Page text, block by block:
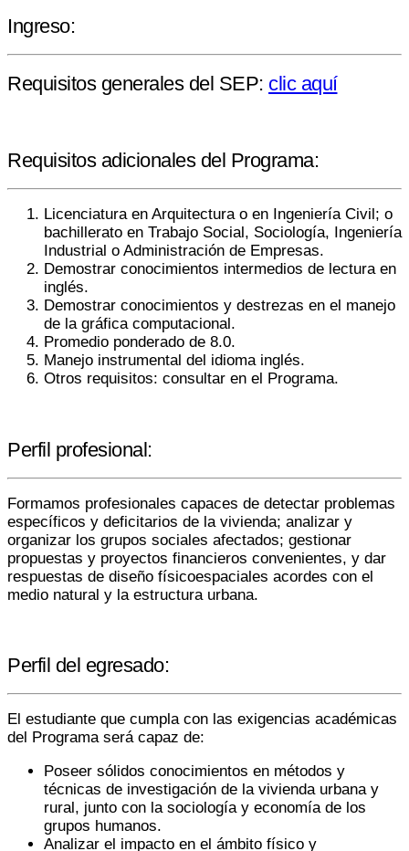
Ingreso:
Requisitos generales del SEP: clic aquí
Requisitos adicionales del Programa:
Licenciatura en Arquitectura o en Ingeniería Civil; o
bachillerato en Trabajo Social, Sociología, Ingeniería
Industrial o Administración de Empresas.
Demostrar conocimientos intermedios de lectura en
inglés.
Demostrar conocimientos y destrezas en el manejo
de la gráfica computacional.
Promedio ponderado de 8.0.
Manejo instrumental del idioma inglés.
Otros requisitos: consultar en el Programa.
Perfil profesional:
Formamos profesionales capaces de detectar problemas
específicos y deficitarios de la vivienda; analizar y
organizar los grupos sociales afectados; gestionar
propuestas y proyectos financieros convenientes, y dar
respuestas de diseño físicoespaciales acordes con el
medio natural y la estructura urbana.
Perfil del egresado:
El estudiante que cumpla con las exigencias académicas
del Programa será capaz de:
Poseer sólidos conocimientos en métodos y
técnicas de investigación de la vivienda urbana y
rural, junto con la sociología y economía de los
grupos humanos.
Analizar el impacto en el ámbito físico y